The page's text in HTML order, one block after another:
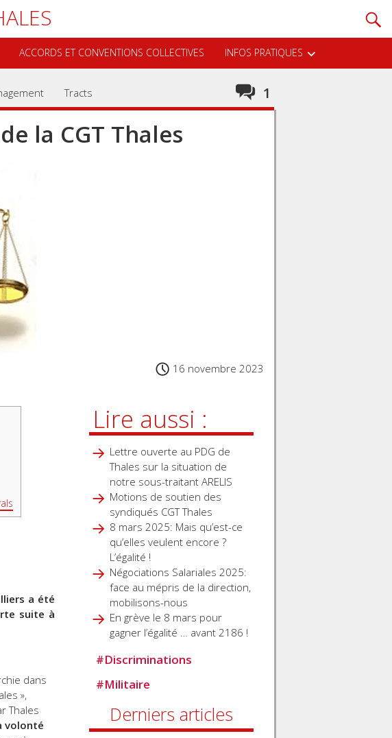
ACCORDS ET CONVENTIONS COLLECTIVES INFOS PRATIQUES
1
Tracts
la CGT Thales
a été
suite à
dans
»,
Thales
volonté
16 novembre 2023
Lire aussi :
Lettre ouverte au PDG de
Thales sur la situation de
notre sous-traitant ARELIS
Motions de soutien des
syndiqués CGT Thales
8 mars 2025: Mais qu’est-ce
qu’elles veulent encore ?
L’égalité !
Négociations Salariales 2025:
face au mépris de la direction,
mobilisons-nous
En grève le 8 mars pour
gagner l’égalité … avant 2186 !
#Discriminations
#Militaire
Derniers articles